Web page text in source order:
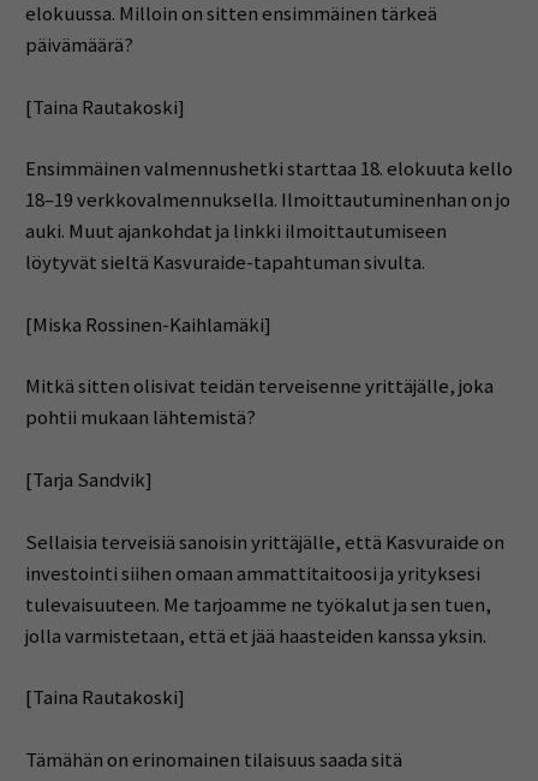
elokuussa. Milloin on sitten ensimmäinen tärkeä
päivämäärä?
[Taina Rautakoski]
Ensimmäinen valmennushetki starttaa 18. elokuuta kello
18–19 verkkovalmennuksella. Ilmoittautuminenhan on jo
auki. Muut ajankohdat ja linkki ilmoittautumiseen
löytyvät sieltä Kasvuraide-tapahtuman sivulta.
[Miska Rossinen-Kaihlamäki]
Mitkä sitten olisivat teidän terveisenne yrittäjälle, joka
pohtii mukaan lähtemistä?
[Tarja Sandvik]
Sellaisia terveisiä sanoisin yrittäjälle, että Kasvuraide on
investointi siihen omaan ammattitaitoosi ja yrityksesi
tulevaisuuteen. Me tarjoamme ne työkalut ja sen tuen,
jolla varmistetaan, että et jää haasteiden kanssa yksin.
[Taina Rautakoski]
Tämähän on erinomainen tilaisuus saada sitä